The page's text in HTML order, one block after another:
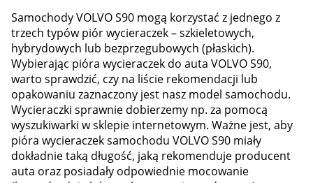
Samochody VOLVO S90 mogą korzystać z jednego z
trzech typów piór wycieraczek – szkieletowych,
hybrydowych lub bezprzegubowych (płaskich).
Wybierając pióra wycieraczek do auta VOLVO S90,
warto sprawdzić, czy na liście rekomendacji lub
opakowaniu zaznaczony jest nasz model samochodu.
Wycieraczki sprawnie dobierzemy np. za pomocą
wyszukiwarki w sklepie internetowym. Ważne jest, aby
pióra wycieraczek samochodu VOLVO S90 miały
dokładnie taką długość, jaką rekomenduje producent
auta oraz posiadały odpowiednie mocowanie